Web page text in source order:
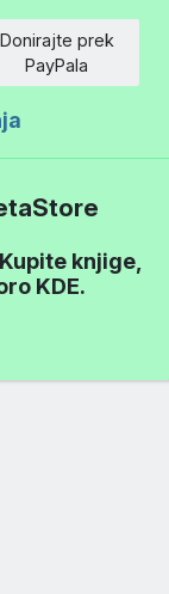
Donirajte prek
PayPala
knjige,
KDE.